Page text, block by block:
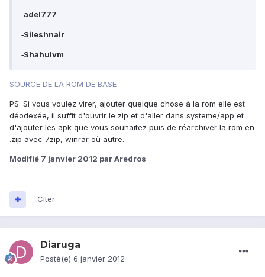
-adel777
-Sileshnair
-Shahulvm
SOURCE DE LA ROM DE BASE
PS: Si vous voulez virer, ajouter quelque chose à la rom elle est
déodexée, il suffit d'ouvrir le zip et d'aller dans systeme/app et
d'ajouter les apk que vous souhaitez puis de réarchiver la rom en
.zip avec 7zip, winrar où autre.
Modifié 7 janvier 2012 par Aredros
Citer
Diaruga
Posté(e) 6 janvier 2012